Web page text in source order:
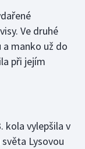
Ve druhé
manko už do
při jejím
kola vylepšila v
Lysovou